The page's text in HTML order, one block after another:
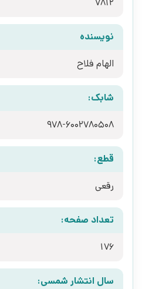
7812
نویسنده
الهام فلاح
شابک:
978-6002780508
قطع:
رقعی
تعداد صفحه:
176
سال انتشار شمسی: